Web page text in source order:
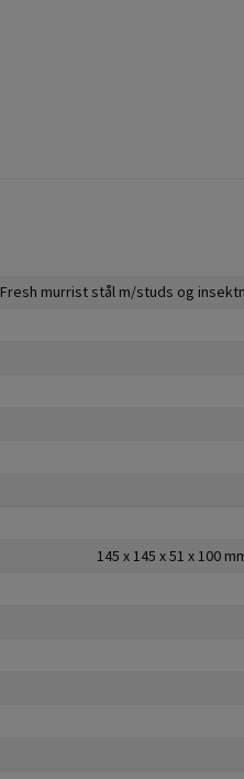
Fresh murrist stål m/studs og
145 x 145 x 51 x 100